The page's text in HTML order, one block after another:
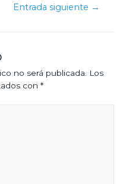
Entrada siguiente →
no será publicada. Los
con *